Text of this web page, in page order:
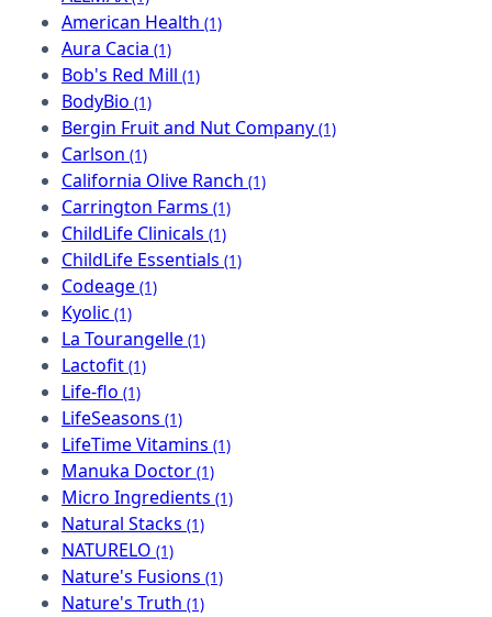
American Health (1)
Aura Cacia (1)
Bob's Red Mill (1)
BodyBio (1)
Bergin Fruit and Nut Company (1)
Carlson (1)
California Olive Ranch (1)
Carrington Farms (1)
ChildLife Clinicals (1)
ChildLife Essentials (1)
Codeage (1)
Kyolic (1)
La Tourangelle (1)
Lactofit (1)
Life-flo (1)
LifeSeasons (1)
LifeTime Vitamins (1)
Manuka Doctor (1)
Micro Ingredients (1)
Natural Stacks (1)
NATURELO (1)
Nature's Fusions (1)
Nature's Truth (1)